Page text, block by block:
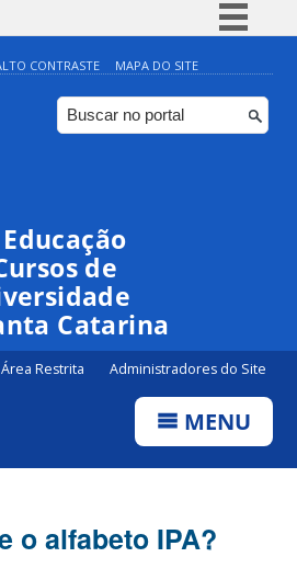
Simplifique!
Comunica BR
Participe
CONTRASTE MAPA DO SITE
de
Catarina
Área Restrita Administradores do Site
MENU
o alfabeto IPA?